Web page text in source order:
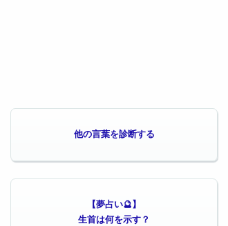
他の言葉を診断する
【夢占い🔮】
生首は何を示す？